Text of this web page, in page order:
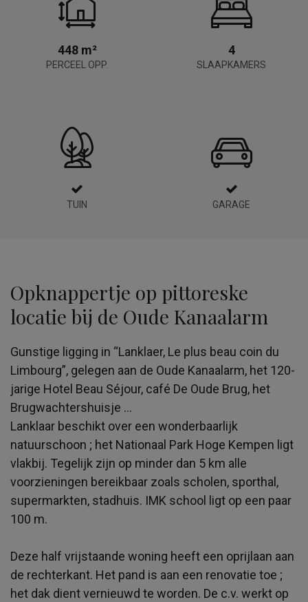
448 m²
PERCEEL OPP.
4
SLAAPKAMERS
TUIN GARAGE
Opknappertje op pittoreske
locatie bij de Oude Kanaalarm
Gunstige ligging in “Lanklaer, Le plus beau coin du
Limbourg”, gelegen aan de Oude Kanaalarm, het 120-
jarige Hotel Beau Séjour, café De Oude Brug, het
Brugwachtershuisje …
Lanklaar beschikt over een wonderbaarlijk
natuurschoon ; het Nationaal Park Hoge Kempen ligt
vlakbij. Tegelijk zijn op minder dan 5 km alle
voorzieningen bereikbaar zoals scholen, sporthal,
supermarkten, stadhuis. IMK school ligt op een paar
100 m.
Deze half vrijstaande woning heeft een oprijlaan aan
de rechterkant. Het pand is aan een renovatie toe ;
het dak dient vernieuwd te worden. De c.v. werkt op